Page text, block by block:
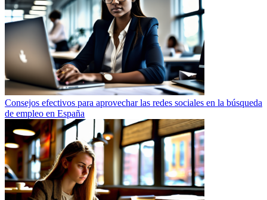
Consejos efectivos para aprovechar las redes sociales en la búsqueda
de empleo en España